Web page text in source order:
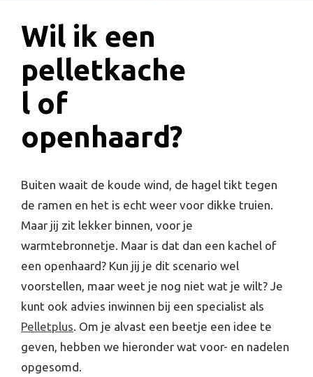
Wil ik een
pelletkache
l of
openhaard?
Buiten waait de koude wind, de hagel tikt tegen
de ramen en het is echt weer voor dikke truien.
Maar jij zit lekker binnen, voor je
warmtebronnetje. Maar is dat dan een kachel of
een openhaard? Kun jij je dit scenario wel
voorstellen, maar weet je nog niet wat je wilt? Je
kunt ook advies inwinnen bij een specialist als
Pelletplus. Om je alvast een beetje een idee te
geven, hebben we hieronder wat voor- en nadelen
opgesomd.